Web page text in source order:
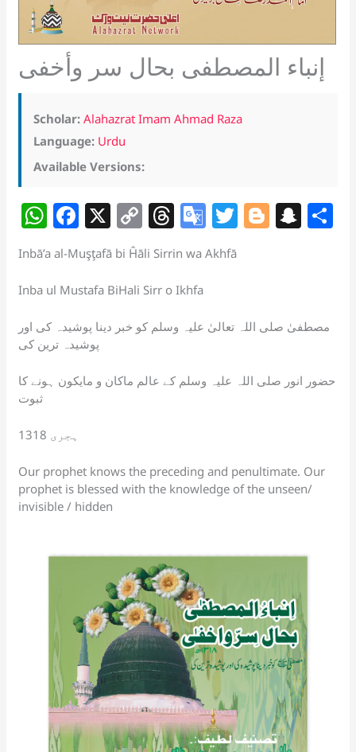
إنباء المصطفى بحال سر وأخفى
Scholar: Alahazrat Imam Ahmad Raza
Language: Urdu
Available Versions:
W
h
at
s
A
p
F
a
c
e
b
o
o
k
X C
o
p
y
Li
n
k
T
h
re
a
s
G
o
o
e
Tr
n
e
T Bl
er
S
c
h
at
Inbā’a al-Muşţafā bi Ĥāli Sirrin wa Akhfā
Inba ul Mustafa BiHali Sirr o Ikhfa
مصطفیٰ صلی اللہ تعالیٰ علیہ وسلم کو خبر دینا پوشیدہ کی اور
پوشیدہ ترین کی
حضور انور صلی اللہ علیہ وسلم کے عالم ماکان و مایکون ہونے کا
ثبوت
1318 ہجری
Our prophet knows the preceding and penultimate. Our
prophet is blessed with the knowledge of the unseen/
invisible / hidden